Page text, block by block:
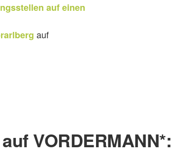
n auf einen
auf
VORDERMANN*: